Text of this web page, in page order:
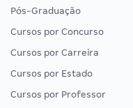
Pós-Graduação
Cursos por Concurso
Cursos por Carreira
Cursos por Estado
Cursos por Professor